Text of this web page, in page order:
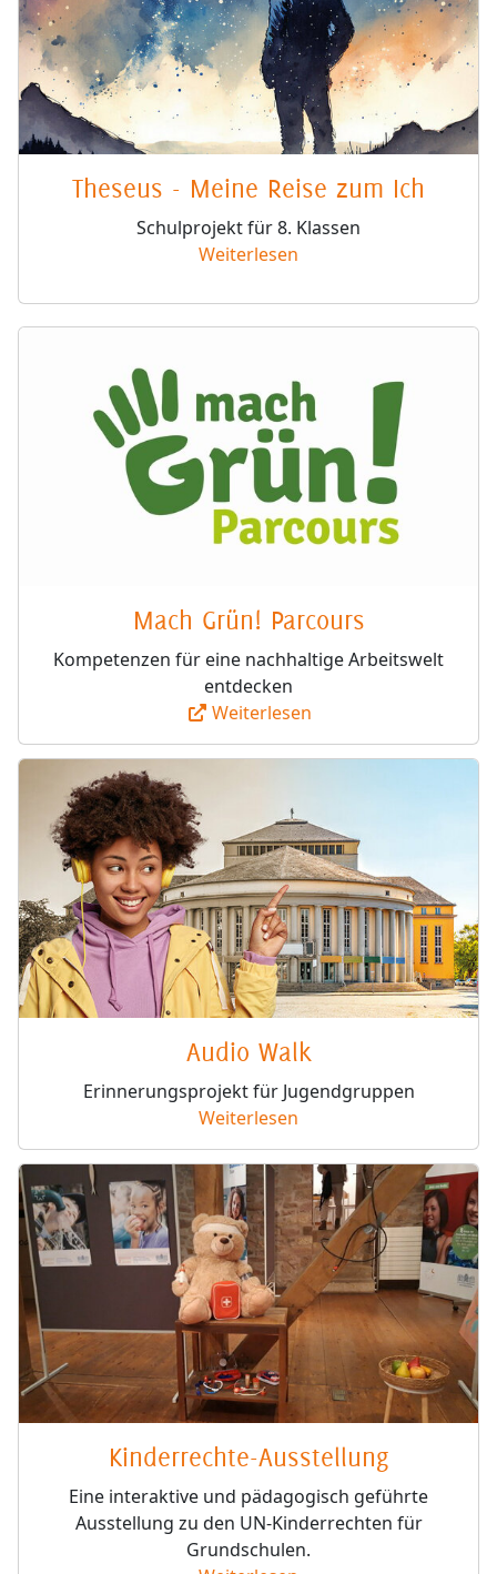
Theseus - Meine Reise zum Ich
Schulprojekt für 8. Klassen
Weiterlesen
Mach Grün! Parcours
Kompetenzen für eine nachhaltige Arbeitswelt
entdecken
Weiterlesen
Audio Walk
Erinnerungsprojekt für Jugendgruppen
Weiterlesen
Kinderrechte-Ausstellung
Eine interaktive und pädagogisch geführte
Ausstellung zu den UN-Kinderrechten für
Grundschulen.